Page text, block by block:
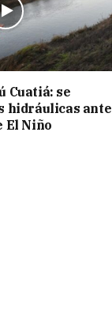
Cuatiá: se
hidráulicas ante
El Niño